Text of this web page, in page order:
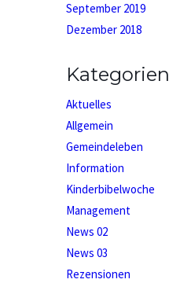
September 2019
Dezember 2018
Kategorien
Aktuelles
Allgemein
Gemeindeleben
Information
Kinderbibelwoche
Management
News 02
News 03
Rezensionen